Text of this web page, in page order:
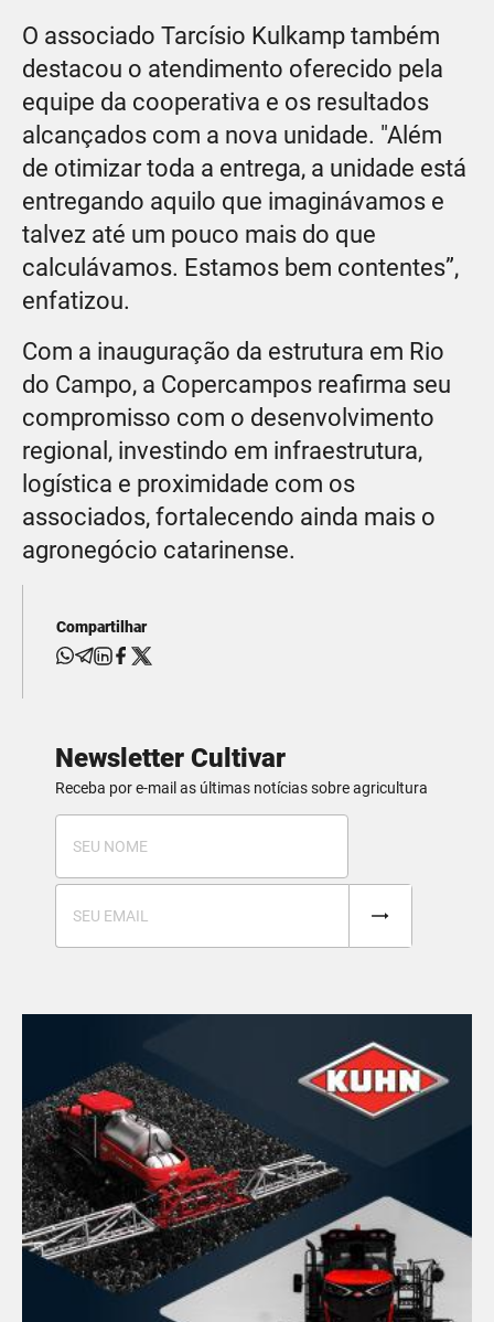
O associado Tarcísio Kulkamp também
destacou o atendimento oferecido pela
equipe da cooperativa e os resultados
alcançados com a nova unidade. "Além
de otimizar toda a entrega, a unidade está
entregando aquilo que imaginávamos e
talvez até um pouco mais do que
calculávamos. Estamos bem contentes”,
enfatizou.
Com a inauguração da estrutura em Rio
do Campo, a Copercampos reafirma seu
compromisso com o desenvolvimento
regional, investindo em infraestrutura,
logística e proximidade com os
associados, fortalecendo ainda mais o
agronegócio catarinense.
Compartilhar
Newsletter Cultivar
Receba por e-mail as últimas notícias sobre agricultura